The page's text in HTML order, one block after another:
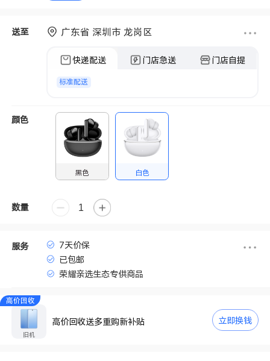
送至 广东省 深圳市 龙岗区
快递配送 门店急送 门店自提
标准配送
颜色
黑色 白色
数量
服务
7天价保
已包邮
荣耀亲选生态专供商品
高价回收
旧机
高价回收送多重购新补贴 立即换钱